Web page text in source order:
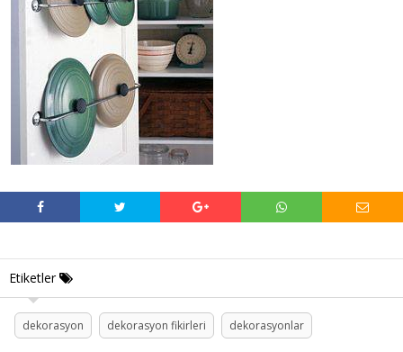
Etiketler
dekorasyon dekorasyon fikirleri dekorasyonlar